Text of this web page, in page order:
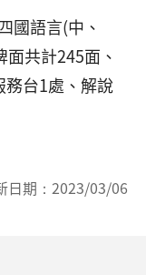
國語言(中、
共計245面、
務台1處、解說
日期： 2023/03/06